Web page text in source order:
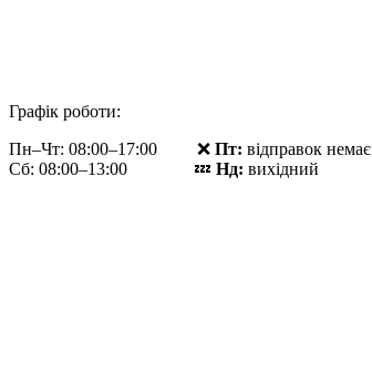
Графік роботи:
Пн–Чт: 08:00–17:00 ❌ Пт: відправок немає
Сб: 08:00–13:00 💤 Нд: вихідний